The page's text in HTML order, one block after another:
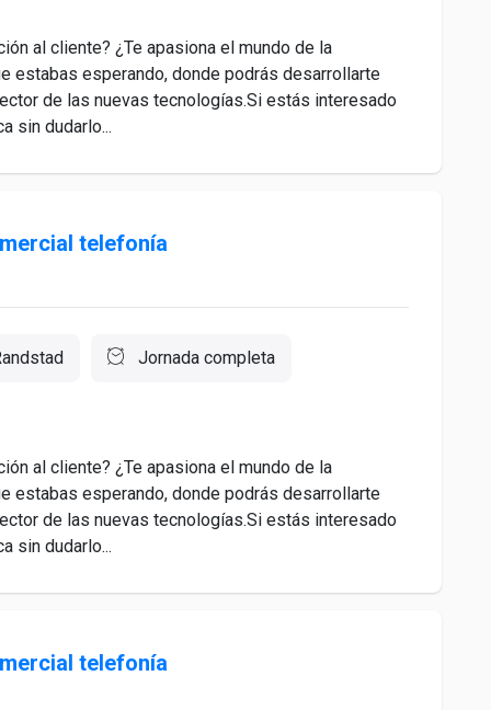
al cliente? ¿Te apasiona el mundo de la
estabas esperando, donde podrás desarrollarte
de las nuevas tecnologías.Si estás interesado
sin dudarlo...
telefonía
Jornada completa
al cliente? ¿Te apasiona el mundo de la
estabas esperando, donde podrás desarrollarte
de las nuevas tecnologías.Si estás interesado
sin dudarlo...
telefonía